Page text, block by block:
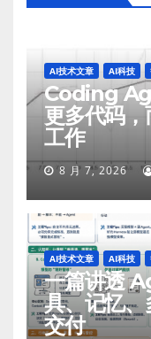
AI技术文章 AI科技
Coding
更多代码
工作
8 月 7, 2026
AI技术文章 AI科技
一篇讲透
具、记忆
交付